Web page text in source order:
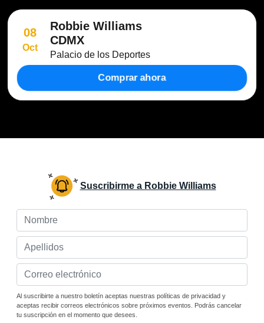
08
Oct
Robbie Williams
CDMX
Palacio de los Deportes
Comprar ahora
Suscribirme a Robbie Williams
Al suscribirte a nuestro boletín aceptas nuestras políticas de privacidad y
aceptas recibir correos electrónicos sobre próximos eventos. Podrás cancelar
tu suscripción en el momento que desees.